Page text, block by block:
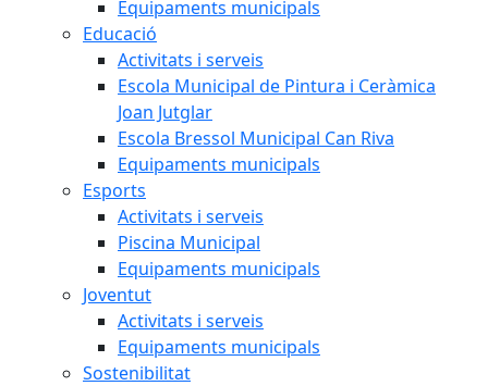
Equipaments municipals
Educació
Activitats i serveis
Escola Municipal de Pintura i Ceràmica
Joan Jutglar
Escola Bressol Municipal Can Riva
Equipaments municipals
Esports
Activitats i serveis
Piscina Municipal
Equipaments municipals
Joventut
Activitats i serveis
Equipaments municipals
Sostenibilitat